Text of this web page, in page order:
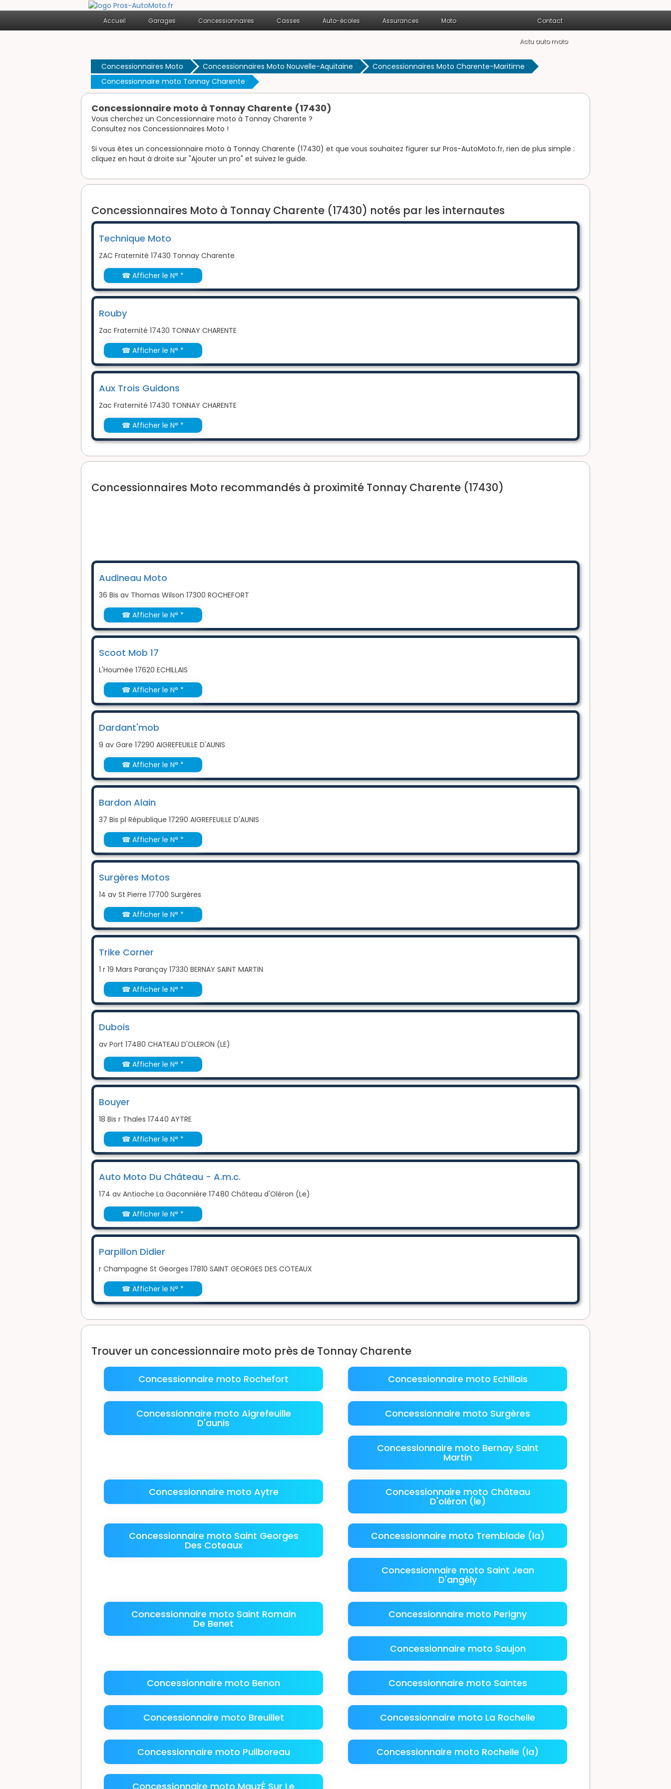
Accueil Garages Concessionnaires Casses Auto-écoles Assurances Moto Contact
Actu auto moto
Concessionnaires Moto Concessionnaires Moto Nouvelle-Aquitaine
Concessionnaires Moto Charente-Maritime
Concessionnaire moto Tonnay Charente
Concessionnaire moto à Tonnay Charente (17430)
Vous cherchez un Concessionnaire moto à Tonnay Charente ?
Consultez nos Concessionnaires Moto !
Si vous êtes un concessionnaire moto à Tonnay Charente (17430) et que vous souhaitez figurer sur Pros-AutoMoto.fr, rien de plus simple :
cliquez en haut à droite sur "Ajouter un pro" et suivez le guide.
Concessionnaires Moto à Tonnay Charente (17430) notés par les internautes
Technique Moto
ZAC Fraternité 17430 Tonnay Charente
☎ Afficher le N° *
Rouby
Zac Fraternité 17430 TONNAY CHARENTE
☎ Afficher le N° *
Aux Trois Guidons
Zac Fraternité 17430 TONNAY CHARENTE
☎ Afficher le N° *
Concessionnaires Moto recommandés à proximité Tonnay Charente (17430)
Audineau Moto
36 Bis av Thomas Wilson 17300 ROCHEFORT
☎ Afficher le N° *
Scoot Mob 17
L'Houmée 17620 ECHILLAIS
☎ Afficher le N° *
Dardant'mob
9 av Gare 17290 AIGREFEUILLE D'AUNIS
☎ Afficher le N° *
Bardon Alain
37 Bis pl République 17290 AIGREFEUILLE D'AUNIS
☎ Afficher le N° *
Surgères Motos
14 av St Pierre 17700 Surgères
☎ Afficher le N° *
Trike Corner
1 r 19 Mars Parançay 17330 BERNAY SAINT MARTIN
☎ Afficher le N° *
Dubois
av Port 17480 CHATEAU D'OLERON (LE)
☎ Afficher le N° *
Bouyer
18 Bis r Thales 17440 AYTRE
☎ Afficher le N° *
Auto Moto Du Château - A.m.c.
174 av Antioche La Gaconnière 17480 Château d'Oléron (Le)
☎ Afficher le N° *
Parpillon Didier
r Champagne St Georges 17810 SAINT GEORGES DES COTEAUX
☎ Afficher le N° *
Trouver un concessionnaire moto près de Tonnay Charente
Concessionnaire moto Rochefort Concessionnaire moto Echillais
Concessionnaire moto Aigrefeuille
D'aunis
Concessionnaire moto Surgères
Concessionnaire moto Bernay Saint
Martin
Concessionnaire moto Aytre Concessionnaire moto Château
D'oléron (le)
Concessionnaire moto Saint Georges
Des Coteaux
Concessionnaire moto Tremblade (la)
Concessionnaire moto Saint Jean
D'angély
Concessionnaire moto Saint Romain
De Benet
Concessionnaire moto Perigny
Concessionnaire moto Saujon
Concessionnaire moto Benon Concessionnaire moto Saintes
Concessionnaire moto Breuillet Concessionnaire moto La Rochelle
Concessionnaire moto Puilboreau Concessionnaire moto Rochelle (la)
Concessionnaire moto MauzÉ Sur Le